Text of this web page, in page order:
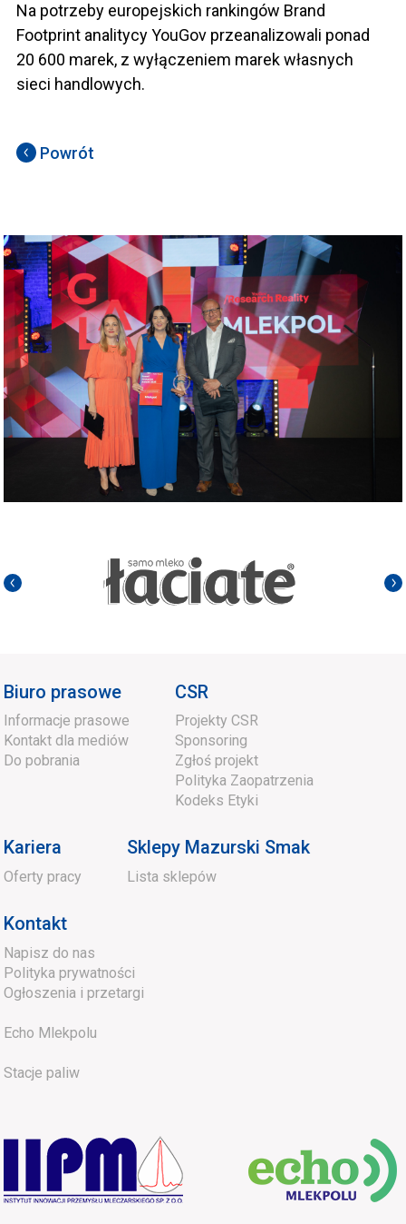
Na potrzeby europejskich rankingów Brand
Footprint analitycy YouGov przeanalizowali ponad
20 600 marek, z wyłączeniem marek własnych
sieci handlowych.
Powrót
Biuro prasowe
Informacje prasowe
Kontakt dla mediów
Do pobrania
CSR
Projekty CSR
Sponsoring
Zgłoś projekt
Polityka Zaopatrzenia
Kodeks Etyki
Kariera
Oferty pracy
Sklepy Mazurski Smak
Lista sklepów
Kontakt
Napisz do nas
Polityka prywatności
Ogłoszenia i przetargi
Echo Mlekpolu
Stacje paliw